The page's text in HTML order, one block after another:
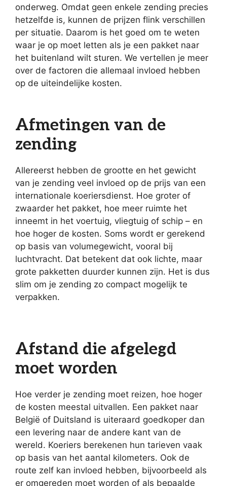
onderweg. Omdat geen enkele zending precies
hetzelfde is, kunnen de prijzen flink verschillen
per situatie. Daarom is het goed om te weten
waar je op moet letten als je een pakket naar
het buitenland wilt sturen. We vertellen je meer
over de factoren die allemaal invloed hebben
op de uiteindelijke kosten.
Afmetingen van de
zending
Allereerst hebben de grootte en het gewicht
van je zending veel invloed op de prijs van een
internationale koeriersdienst. Hoe groter of
zwaarder het pakket, hoe meer ruimte het
inneemt in het voertuig, vliegtuig of schip – en
hoe hoger de kosten. Soms wordt er gerekend
op basis van volumegewicht, vooral bij
luchtvracht. Dat betekent dat ook lichte, maar
grote pakketten duurder kunnen zijn. Het is dus
slim om je zending zo compact mogelijk te
verpakken.
Afstand die afgelegd
moet worden
Hoe verder je zending moet reizen, hoe hoger
de kosten meestal uitvallen. Een pakket naar
België of Duitsland is uiteraard goedkoper dan
een levering naar de andere kant van de
wereld. Koeriers berekenen hun tarieven vaak
op basis van het aantal kilometers. Ook de
route zelf kan invloed hebben, bijvoorbeeld als
er omgereden moet worden of als bepaalde